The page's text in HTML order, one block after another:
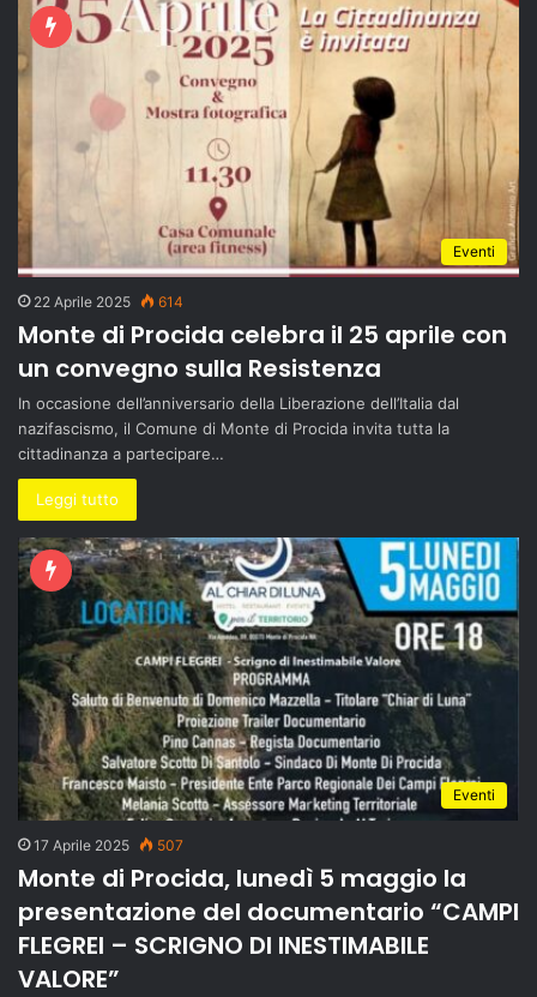
Eventi
22 Aprile 2025 614
Monte di Procida celebra il 25 aprile con
un convegno sulla Resistenza
In occasione dell’anniversario della Liberazione dell’Italia dal
nazifascismo, il Comune di Monte di Procida invita tutta la
cittadinanza a partecipare…
Leggi tutto
Eventi
17 Aprile 2025 507
Monte di Procida, lunedì 5 maggio la
presentazione del documentario “CAMPI
FLEGREI – SCRIGNO DI INESTIMABILE
VALORE”